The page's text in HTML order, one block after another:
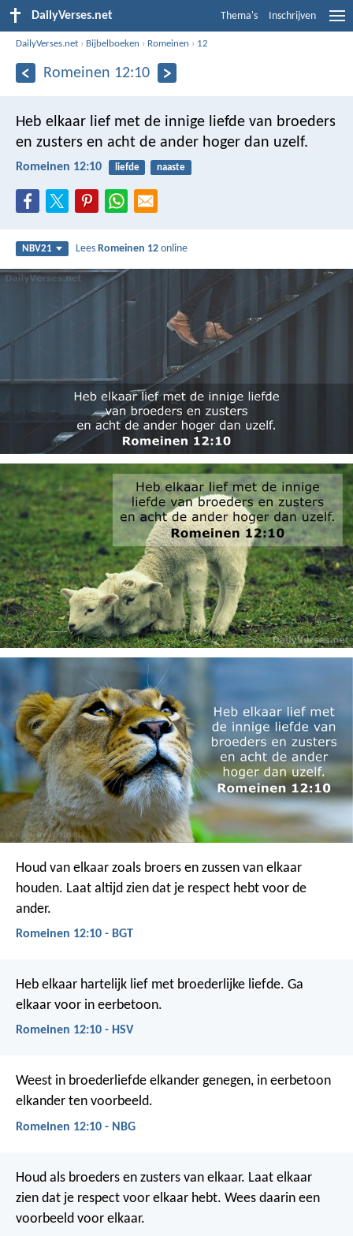
DailyVerses.net Thema's Inschrijven
DailyVerses.net › Bijbelboeken › Romeinen › 12
Romeinen 12:10
Heb elkaar lief met de innige liefde van broeders
en zusters en acht de ander hoger dan uzelf.
Romeinen 12:10 liefde naaste
NBV21 LeesRomeinen 12 online
Houd van elkaar zoals broers en zussen van elkaar
houden. Laat altijd zien dat je respect hebt voor de
ander.
Romeinen 12:10 - BGT
Heb elkaar hartelijk lief met broederlijke liefde. Ga
elkaar voor in eerbetoon.
Romeinen 12:10 - HSV
Weest in broederliefde elkander genegen, in eerbetoon
elkander ten voorbeeld.
Romeinen 12:10 - NBG
Houd als broeders en zusters van elkaar. Laat elkaar
zien dat je respect voor elkaar hebt. Wees daarin een
voorbeeld voor elkaar.